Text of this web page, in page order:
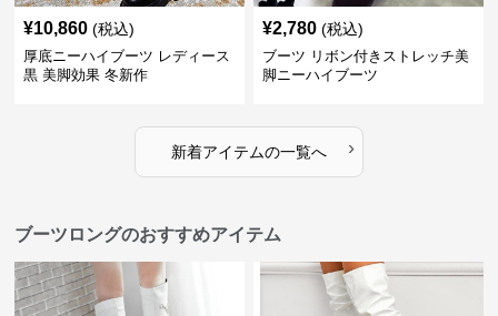
¥10,860 (税込)
厚底ニーハイブーツ レディース
黒 美脚効果 冬新作
¥2,780 (税込)
ブーツ リボン付きストレッチ美
脚ニーハイブーツ
新着アイテムの一覧へ ›
ブーツロングのおすすめアイテム